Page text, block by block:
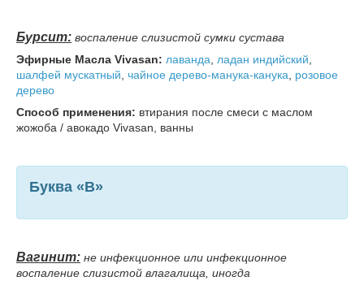
Бурсит: воспаление слизистой сумки сустава
Эфирные Масла Vivasan: лаванда ладан индийский
шалфей мускатный чайное дерево-манука-канука
розовое
дерево
Способ применения: втирания после смеси с маслом
жожоба / авокадо Vivasan, ванны
Буква «В»
Вагинит: не инфекционное или инфекционное
воспаление слизистой влагалища, иногда